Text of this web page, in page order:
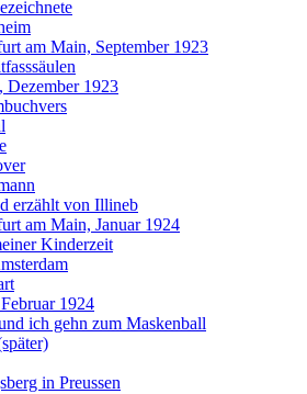
am Main, September 1923
Dezember 1923
erzählt von Illineb
am Main, Januar 1924
Kinderzeit
1924
ich gehn zum Maskenball
in Preussen